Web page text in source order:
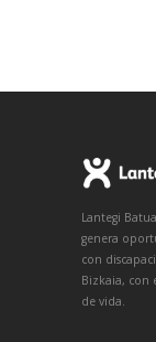
Lantegi
genera
con
Bizkaia, con
de vida.